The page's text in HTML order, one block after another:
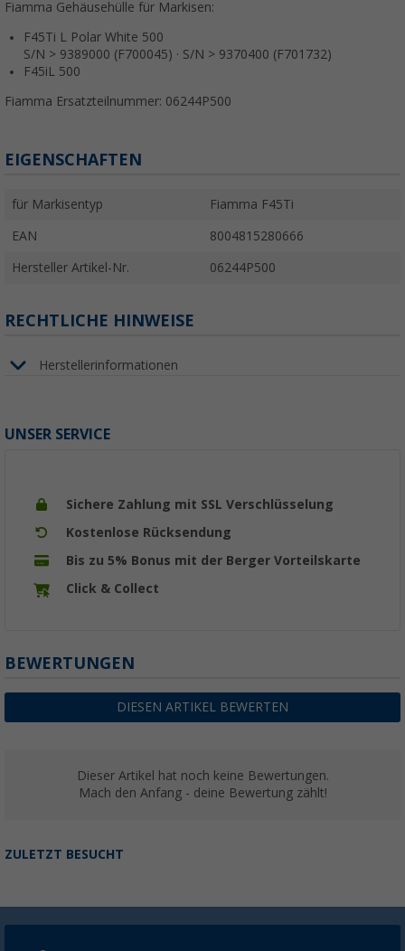
Fiamma Gehäusehülle für Markisen:
F45Ti L Polar White 500
S/N > 9389000 (F700045) · S/N > 9370400 (F701732)
F45iL 500
Fiamma Ersatzteilnummer: 06244P500
EIGENSCHAFTEN
für Markisentyp Fiamma F45Ti
EAN 8004815280666
Hersteller Artikel-Nr. 06244P500
RECHTLICHE HINWEISE
Herstellerinformationen
UNSER SERVICE
Sichere Zahlung mit SSL Verschlüsselung
Kostenlose Rücksendung
Bis zu 5% Bonus mit der Berger Vorteilskarte
Click & Collect
BEWERTUNGEN
DIESEN ARTIKEL BEWERTEN
Dieser Artikel hat noch keine Bewertungen.
Mach den Anfang - deine Bewertung zählt!
ZULETZT BESUCHT